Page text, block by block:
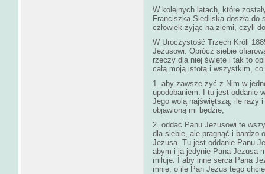
W kolejnych latach, które
Franciszka Siedliska doszła
człowiek żyjąc na ziemi, czyli
W Uroczystość Trzech Króli
Jezusowi. Oprócz siebie
rzeczy dla niej święte i tak to
całą moją istotą i wszystkim,
1. aby zawsze żyć z Nim w
upodobaniem. I tu jest oddanie
Jego wolą najświętszą, ile razy
objawioną mi będzie;
2. oddać Panu Jezusowi te
dla siebie, ale pragnąć i bardzo
Jezusa. Tu jest oddanie Panu
abym i ja jedynie Pana Jezusa
miłuje. I aby inne serca Pana
mnie, o ile Pan Jezus tego